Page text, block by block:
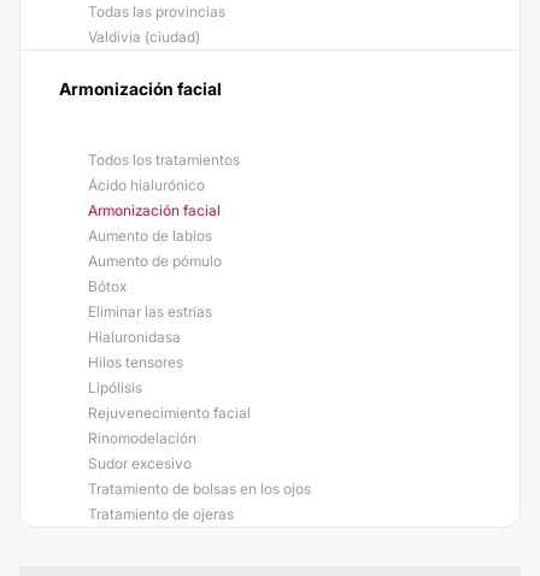
Todas las provincias
Valdivia (ciudad)
Armonización facial
Todos los tratamientos
Ácido hialurónico
Armonización facial
Aumento de labios
Aumento de pómulo
Bótox
Eliminar las estrías
Hialuronidasa
Hilos tensores
Lipólisis
Rejuvenecimiento facial
Rinomodelación
Sudor excesivo
Tratamiento de bolsas en los ojos
Tratamiento de ojeras